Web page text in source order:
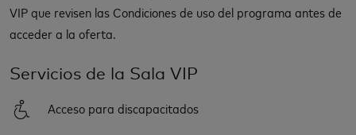
VIP que revisen las Condiciones de uso del programa antes de
acceder a la oferta.
Servicios de la Sala VIP
Acceso para discapacitados